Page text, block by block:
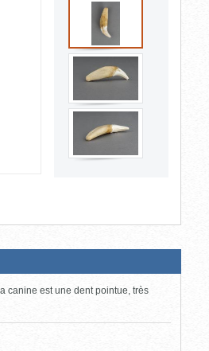
canine est une dent pointue, très